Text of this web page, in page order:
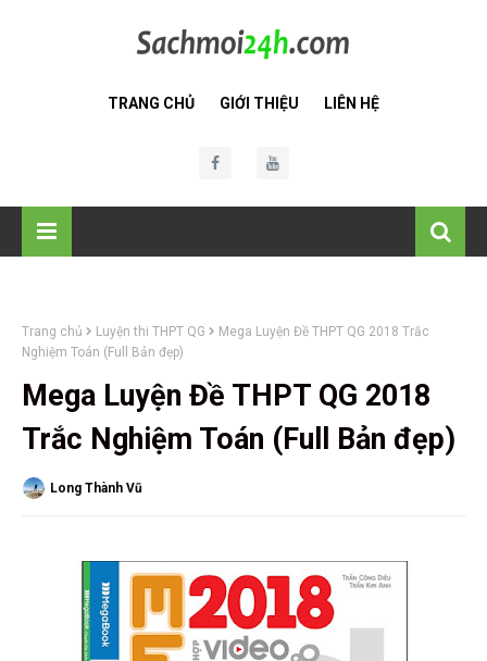
TRANG CHỦ GIỚI THIỆU LIÊN HỆ
Trang chủ Luyện thi THPT QG
Mega Luyện Đề THPT QG 2018 Trắc
Nghiệm Toán (Full Bản đẹp)
Mega Luyện Đề THPT QG 2018
Trắc Nghiệm Toán (Full Bản đẹp)
Long Thành Vũ